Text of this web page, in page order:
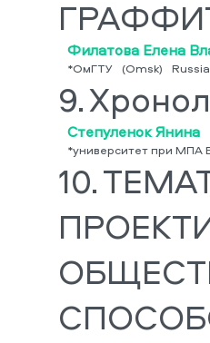
Филатова Елена
*ОмГТУ (Omsk) Russia
9.
Степуленок Янина
*университет при МПА
10.